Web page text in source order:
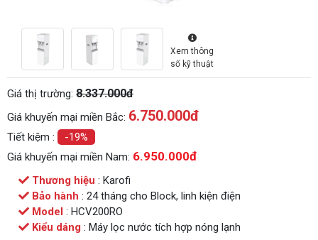
Xem thông
số kỹ thuật
Giá thị trường: 8.337.000đ
Giá khuyến mại miền Bắc: 6.750.000đ
Tiết kiệm :
-19%
Giá khuyến mại miền Nam: 6.950.000đ
Thương hiệu : Karofi
Bảo hành : 24 tháng cho Block, linh kiện điện
Model : HCV200RO
Kiểu dáng : Máy lọc nước tích hợp nóng lạnh